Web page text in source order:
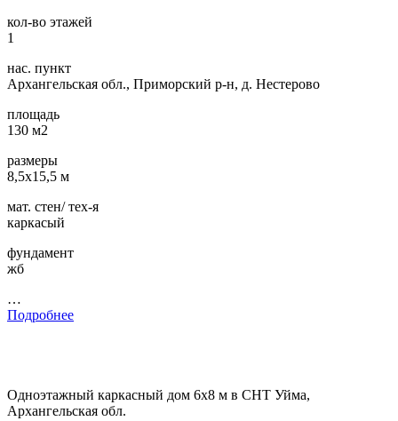
кол-во этажей
1
нас. пункт
Архангельская обл., Приморский р-н, д. Нестерово
площадь
130 м2
размеры
8,5х15,5 м
мат. стен/ тех-я
каркасый
фундамент
жб
…
Подробнее
Одноэтажный каркасный дом 6х8 м в СНТ Уйма,
Архангельская обл.